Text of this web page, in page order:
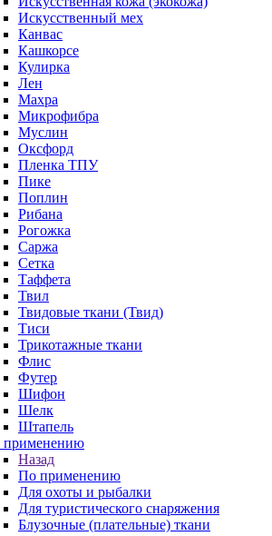
Искусственный мех
Канвас
Кашкорсе
Кулирка
Лен
Махра
Микрофибра
Муслин
Оксфорд
Пленка ТПУ
Пике
Поплин
Рибана
Рогожка
Саржа
Сетка
Таффета
Твил
Твидовые ткани (Твид)
Тиси
Трикотажные ткани
Флис
Футер
Шифон
Шелк
Штапель
Назад
По применению
Для охоты и рыбалки
Для туристического снаряжения
Блузочные (плательные) ткани